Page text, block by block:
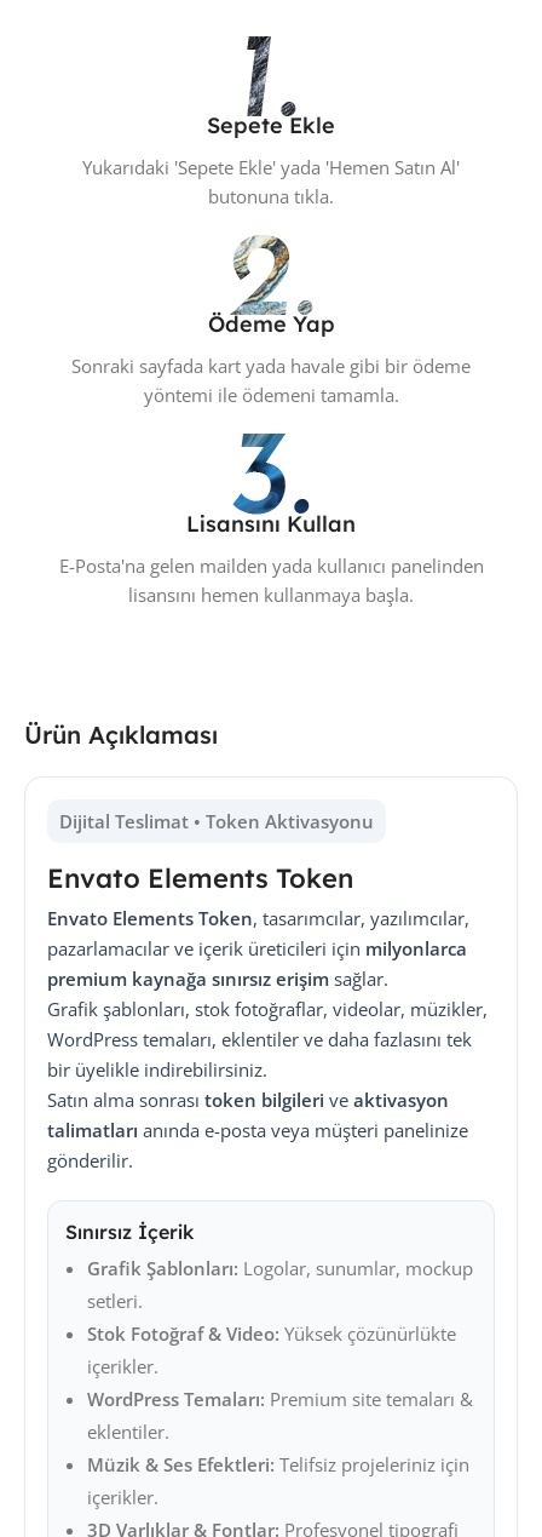
Sepete Ekle
Yukarıdaki 'Sepete Ekle' yada 'Hemen Satın Al'
butonuna tıkla.
Ödeme Yap
Sonraki sayfada kart yada havale gibi bir ödeme
yöntemi ile ödemeni tamamla.
Lisansını Kullan
E-Posta'na gelen mailden yada kullanıcı panelinden
lisansını hemen kullanmaya başla.
Ürün Açıklaması
Dijital Teslimat • Token Aktivasyonu
Envato Elements Token
Envato Elements Token, tasarımcılar, yazılımcılar,
pazarlamacılar ve içerik üreticileri için milyonlarca
premium kaynağa sınırsız erişim sağlar.
Grafik şablonları, stok fotoğraflar, videolar, müzikler,
WordPress temaları, eklentiler ve daha fazlasını tek
bir üyelikle indirebilirsiniz.
Satın alma sonrası token bilgileri ve aktivasyon
talimatları anında e-posta veya müşteri panelinize
gönderilir.
Sınırsız İçerik
Grafik Şablonları: Logolar, sunumlar, mockup
setleri.
Stok Fotoğraf & Video: Yüksek çözünürlükte
içerikler.
WordPress Temaları: Premium site temaları &
eklentiler.
Müzik & Ses Efektleri: Telifsiz projeleriniz için
içerikler.
3D Varlıklar & Fontlar: Profesyonel tipografi